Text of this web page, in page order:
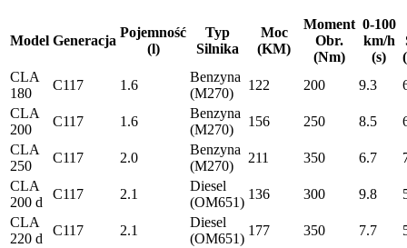
Model Generacja
Pojemność
(l)
Typ
Silnika
Moc
(KM)
Moment
Obr.
(Nm)
0-100
km/h
(s)
CLA
180
C117 1.6
Benzyna
(M270)
122 200 9.3
CLA
200
C117 1.6
Benzyna
(M270)
156 250 8.5
CLA
250
C117 2.0
Benzyna
(M270)
211 350 6.7
CLA
200 d
C117 2.1
Diesel
(OM651)
136 300 9.8
CLA
220 d
C117 2.1
Diesel
(OM651)
177 350 7.7